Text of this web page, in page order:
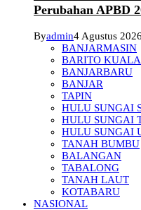
Perubahan APBD
Byadmin4 Agustus 2026
BANJARMASIN
BARITO KUALA
BANJARBARU
BANJAR
TAPIN
HULU SUNGAI
HULU SUNGAI
HULU SUNGAI
TANAH BUMBU
BALANGAN
TABALONG
TANAH LAUT
KOTABARU
NASIONAL